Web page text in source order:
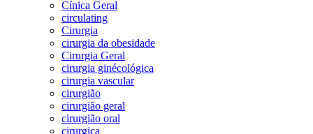
Cínica Geral
circulating
Cirurgia
cirurgia da obesidade
Cirurgia Geral
cirurgia ginécológica
cirurgia vascular
cirurgião
cirurgião geral
cirurgião oral
cirurgica